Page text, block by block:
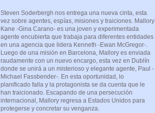
Steven Soderbergh nos entrega una nueva cinta, esta
vez sobre agentes, espías, misiones y traiciones. Mallory
Kane -Gina Carano- es una joven y experimentada
agente encubierta que trabaja para diferentes entidades
en una agencia que lidera Kenneth -Ewan McGregor-.
Luego de una misión en Barcelona, Mallory es enviada
raudamente con un nuevo encargo, esta vez en Dublín
donde se unirá a un misterioso y elegante agente, Paul -
Michael Fassbender-. En esta oportunidad, lo
planificado falla y la protagonista se da cuenta que le
han traicionado. Escapando de una persecución
internacional, Mallory regresa a Estados Unidos para
protegerse y concretar su venganza.